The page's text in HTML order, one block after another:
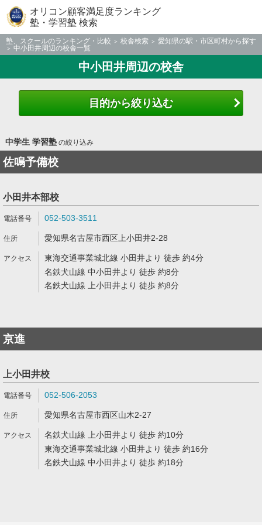
オリコン顧客満足度ランキング
塾・学習塾 検索
塾、スクールのランキング・比較 校舎検索
愛知県の駅・市区町村から探す
中小田井周辺の校舎一覧
中小田井周辺の校舎
目的から絞り込む
中学生 学習塾の絞り込み
佐鳴予備校
小田井本部校
052-503-3511
愛知県名古屋市西区上小田井2-28
東海交通事業城北線 小田井より 徒歩 約4分
名鉄犬山線 中小田井より 徒歩 約8分
名鉄犬山線 上小田井より 徒歩 約8分
京進
上小田井校
052-506-2053
愛知県名古屋市西区山木2-27
名鉄犬山線 上小田井より 徒歩 約10分
東海交通事業城北線 小田井より 徒歩 約16分
名鉄犬山線 中小田井より 徒歩 約18分